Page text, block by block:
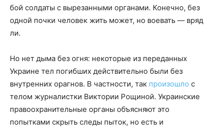
бой солдаты с вырезанными органами. Конечно, без
одной почки человек жить может, но воевать — вряд
ли.
Но нет дыма без огня: некоторые из переданных
Украине тел погибших действительно были без
внутренних орагнов. В частности, так произошло с
телом журналистки Виктории Рощиной. Украинские
правоохранительные органы объясняют это
попытками скрыть следы пыток, но есть и